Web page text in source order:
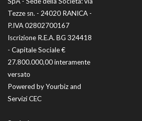
Tezze sn. - 24020 RANICA -
P.IVA 02802700167
Iscrizione R.E.A. BG 324418
- Capitale Sociale €
27.800.000,00 interamente
versato
Powered byYourbizand
Servizi CEC